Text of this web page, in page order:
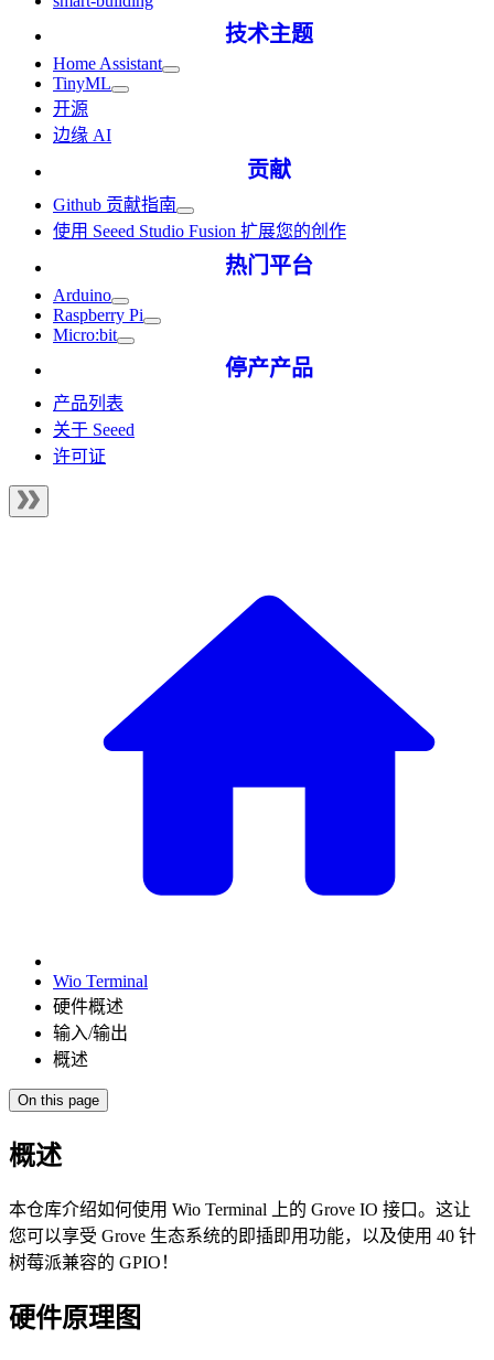
技术主题
Home Assistant
TinyML
开源
边缘 AI
贡献
Github 贡献指南
使用 Seeed Studio Fusion 扩展您的创作
热门平台
Arduino
Raspberry Pi
Micro:bit
停产产品
产品列表
关于 Seeed
许可证
Wio Terminal
硬件概述
输入/输出
概述
On this page
概述
本仓库介绍如何使用 Wio Terminal 上的 Grove IO 接口。这让
您可以享受 Grove 生态系统的即插即用功能，以及使用 40 针
树莓派兼容的 GPIO！
硬件原理图